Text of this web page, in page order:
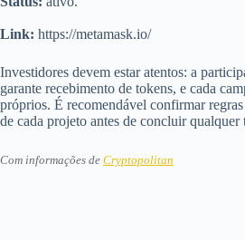
Link: https://metamask.io/
Investidores devem estar atentos: a
garante recebimento de tokens, e cada
próprios. É recomendável confirmar
de cada projeto antes de concluir qualquer
Com informações de Cryptopolitan